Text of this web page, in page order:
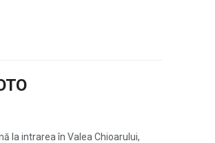
la intrarea în Valea Chioarului,